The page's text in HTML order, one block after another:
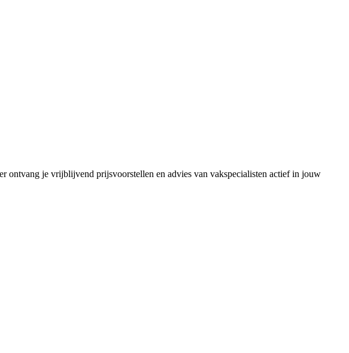
ontvang je vrijblijvend prijsvoorstellen en advies van vakspecialisten actief in jouw